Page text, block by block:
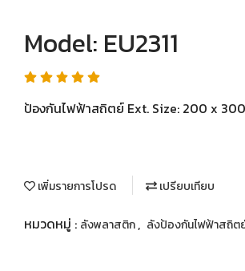
Model: EU2311
ป้องกันไฟฟ้าสถิตย์ Ext. Size: 200 x 300
เพิ่มรายการโปรด เปรียบเทียบ
หมวดหมู่ : ลังพลาสติก, ลังป้องกันไฟฟ้าสถิต